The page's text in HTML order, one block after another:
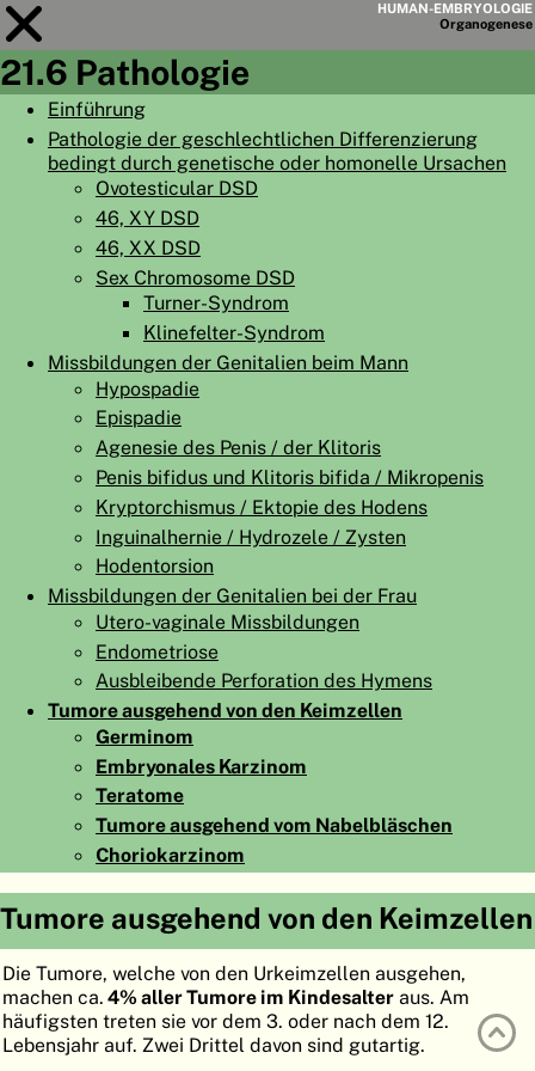
HUMAN-EMBRYOLOGIE
Organogenese
Modul21
KAPITELLISTE
EMBRYOGENESE
ORGANOGENESE
SUCHEN
21.6 Pathologie
Einführung
Pathologie der geschlechtlichen Differenzierung
bedingt durch genetische oder homonelle Ursachen
Ovotesticular DSD
46, XY DSD
46, XX DSD
Sex Chromosome DSD
Turner-Syndrom
Klinefelter-Syndrom
Missbildungen der Genitalien beim Mann
Hypospadie
Epispadie
Agenesie des Penis / der Klitoris
Penis bifidus und Klitoris bifida / Mikropenis
Kryptorchismus / Ektopie des Hodens
Inguinalhernie / Hydrozele / Zysten
Hodentorsion
Missbildungen der Genitalien bei der Frau
Utero-vaginale Missbildungen
Endometriose
Ausbleibende Perforation des Hymens
Tumore ausgehend von den Keimzellen
Germinom
Embryonales Karzinom
Teratome
Tumore ausgehend vom Nabelbläschen
Choriokarzinom
Tumore ausgehend von den Keimzellen
Die Tumore, welche von den Urkeimzellen ausgehen,
machen ca. 4% aller Tumore im Kindesalter aus. Am
häufigsten treten sie vor dem 3. oder nach dem 12.
Lebensjahr auf. Zwei Drittel davon sind gutartig.